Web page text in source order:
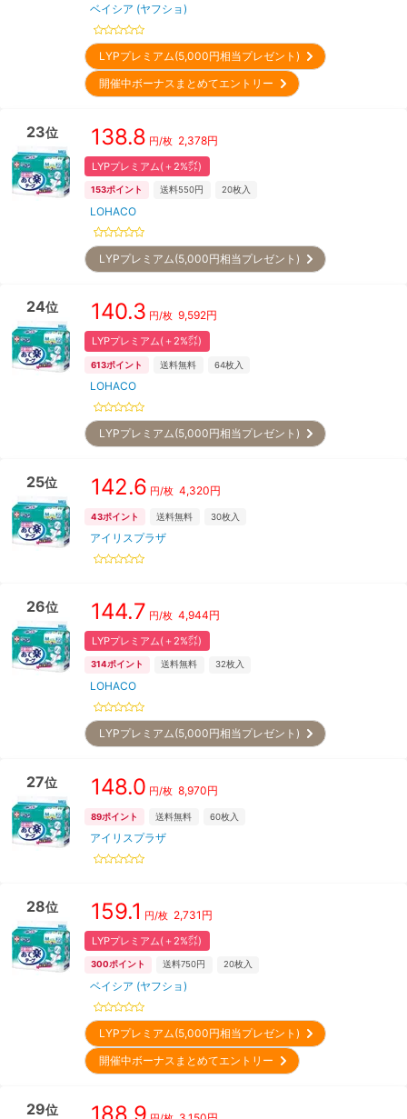
ベイシア (ヤフショ)
LYPプレミアム(5,000円相当プレゼント)
開催中ボーナスまとめてエントリー
23位 138.8 円/枚 2,378円
LYPプレミアム(＋2%㌽)
153ポイント 送料550円 20枚入
LOHACO
LYPプレミアム(5,000円相当プレゼント)
24位 140.3 円/枚 9,592円
LYPプレミアム(＋2%㌽)
613ポイント 送料無料 64枚入
LOHACO
LYPプレミアム(5,000円相当プレゼント)
25位 142.6 円/枚 4,320円
43ポイント 送料無料 30枚入
アイリスプラザ
26位 144.7 円/枚 4,944円
LYPプレミアム(＋2%㌽)
314ポイント 送料無料 32枚入
LOHACO
LYPプレミアム(5,000円相当プレゼント)
27位 148.0 円/枚 8,970円
89ポイント 送料無料 60枚入
アイリスプラザ
28位 159.1 円/枚 2,731 円
LYPプレミアム(＋2%㌽)
300ポイント 送料750円 20枚入
ベイシア (ヤフショ)
LYPプレミアム(5,000円相当プレゼント)
開催中ボーナスまとめてエントリー
29位